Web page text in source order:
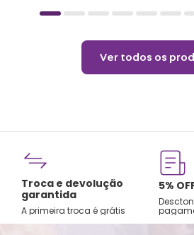
Ver todos os
Troca e devolução
garantida
A primeira troca é grátis
5%